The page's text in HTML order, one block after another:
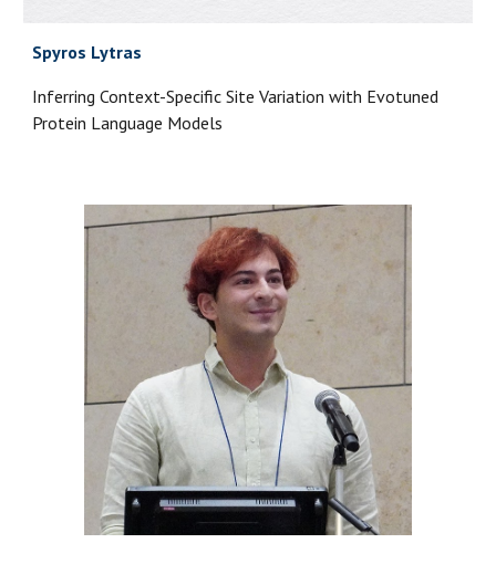
Spyros Lytras
Inferring Context-Specific Site Variation with Evotuned
Protein Language Models